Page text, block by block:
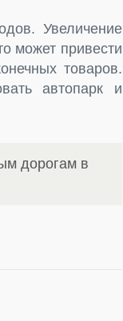
Увеличение
может привести
товаров.
автопарк и
дорогам в